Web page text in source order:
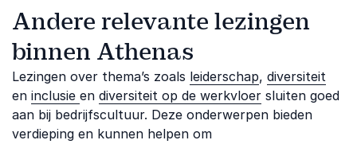
Andere relevante lezingen
binnen Athenas
Lezingen over thema’s zoals leiderschap, diversiteit
en inclusie en diversiteit op de werkvloer sluiten goed
aan bij bedrijfscultuur. Deze onderwerpen bieden
verdieping en kunnen helpen om